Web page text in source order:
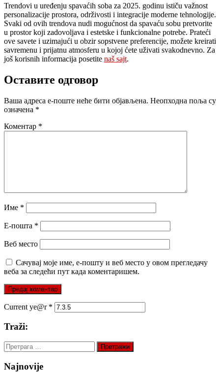
Trendovi u uređenju spavaćih soba za 2025. godinu ističu važnost
personalizacije prostora, održivosti i integracije moderne tehnologije.
Svaki od ovih trendova nudi mogućnost da spavaću sobu pretvorite
u prostor koji zadovoljava i estetske i funkcionalne potrebe. Prateći
ove savete i uzimajući u obzir sopstvene preferencije, možete kreirati
savremenu i prijatnu atmosferu u kojoj ćete uživati svakodnevno. Za
još korisnih informacija posetite naš sajt.
Оставите одговор
Ваша адреса е-поште неће бити објављена. Неопходна поља су
означена *
Коментар *
Име *
Е-пошта *
Веб место
Сачувај моје име, е-пошту и веб место у овом прегледачу
веба за следећи пут када коментаришем.
Current ye@r *
Traži:
Претрага
за:
Najnovije